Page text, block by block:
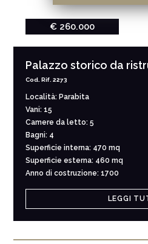
€ 260.000
Palazzo storico da
Cod. Rif. 2273
Località: Parabita
Vani: 15
Camere da letto: 5
Bagni: 4
Superficie interna: 470 mq
Superficie esterna: 460 mq
Anno di costruzione: 1700
LEGGI